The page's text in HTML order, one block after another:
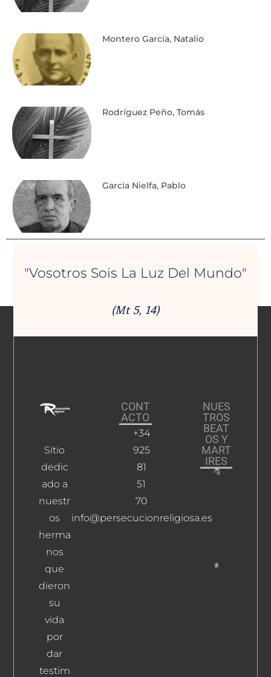
Montero García, Natalio
Rodríguez Peño, Tomás
García Nielfa, Pablo
"Vosotros Sois La Luz Del Mundo"
(Mt 5, 14)
Sitio
dedic
ado a
nuestr
os
herma
nos
que
dieron
su
vida
por
dar
testim
CONT
ACTO
+34
925
81
51
70
info@persecucionreligiosa.es
NUES
TROS
BEAT
OS Y
MART
IRES
Guillén,